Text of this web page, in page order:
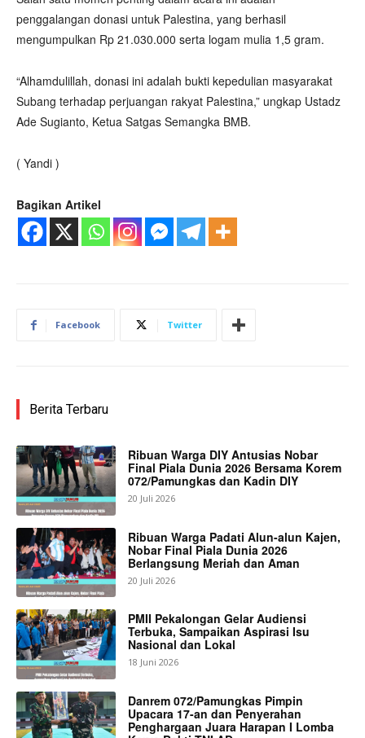
penggalangan donasi untuk Palestina, yang berhasil
mengumpulkan Rp 21.030.000 serta logam mulia 1,5 gram.
“Alhamdulillah, donasi ini adalah bukti kepedulian masyarakat
Subang terhadap perjuangan rakyat Palestina,” ungkap Ustadz
Ade Sugianto, Ketua Satgas Semangka BMB.
( Yandi )
Bagikan Artikel
Facebook Twitter
Berita Terbaru
Ribuan Warga DIY Antusias Nobar
Final Piala Dunia 2026 Bersama Korem
072/Pamungkas dan Kadin DIY
20 Juli 2026
Ribuan Warga Padati Alun-alun Kajen,
Nobar Final Piala Dunia 2026
Berlangsung Meriah dan Aman
20 Juli 2026
PMII Pekalongan Gelar Audiensi
Terbuka, Sampaikan Aspirasi Isu
Nasional dan Lokal
18 Juni 2026
Danrem 072/Pamungkas Pimpin
Upacara 17-an dan Penyerahan
Penghargaan Juara Harapan I Lomba